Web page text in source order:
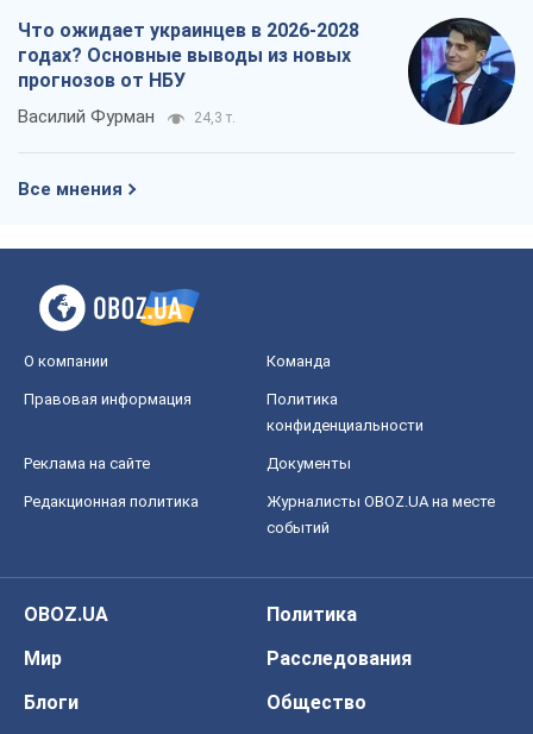
Что ожидает украинцев в 2026-2028
годах? Основные выводы из новых
прогнозов от НБУ
Василий Фурман 24,3 т.
Все мнения
О компании Команда
Правовая информация
Политика
конфиденциальности
Реклама на сайте Документы
Редакционная политика
Журналисты OBOZ.UA на месте
событий
OBOZ.UA
Политика
Мир
Расследования
Блоги
Общество